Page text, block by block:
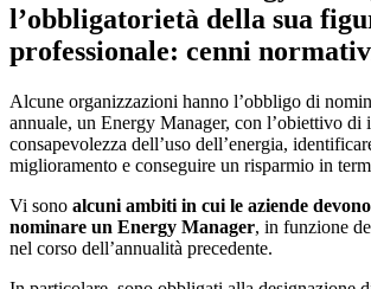
l’obbligatorietà della sua
professionale: cenni
Alcune organizzazioni hanno l’obbligo di
annuale, un Energy Manager, con l’obiettivo di
consapevolezza dell’uso dell’energia,
miglioramento e conseguire un risparmio in
Vi sono alcuni ambiti in cui le aziende
nominare un Energy Manager, in funzione
nel corso dell’annualità precedente.